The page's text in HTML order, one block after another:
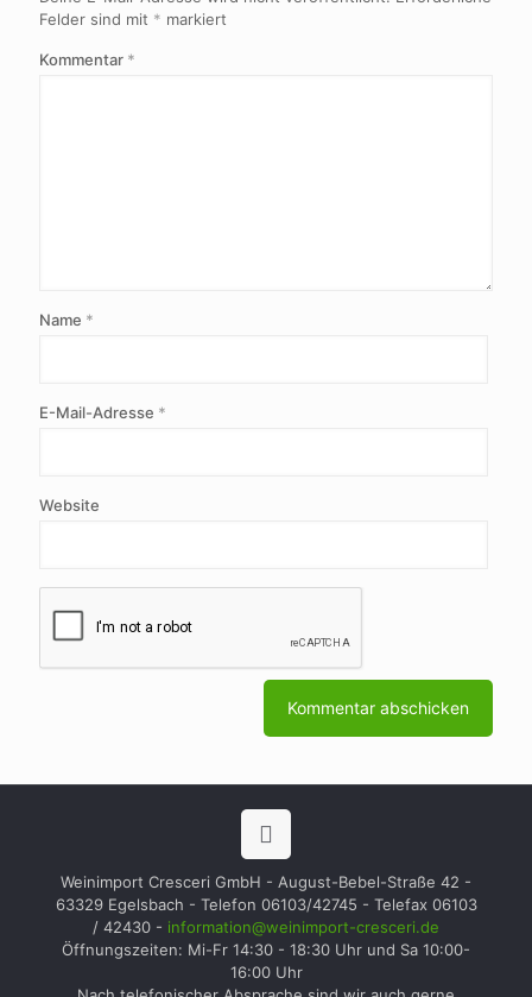
Felder sind mit * markiert
Kommentar *
Name *
E-Mail-Adresse *
Website
Weinimport Cresceri GmbH - August-Bebel-Straße 42 -
63329 Egelsbach - Telefon 06103/42745 - Telefax 06103
/ 42430 - information@weinimport-cresceri.de
Öffnungszeiten: Mi-Fr 14:30 - 18:30 Uhr und Sa 10:00-
16:00 Uhr